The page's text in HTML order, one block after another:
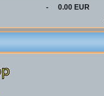
-
0.00 EUR